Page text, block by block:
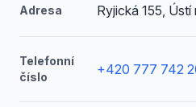
Adresa Ryjická 155,
Telefonní
číslo
+420 777 742